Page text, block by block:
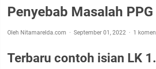
Penyebab Masalah
Oleh Nitamarelda.com September 01, 2022 1
Terbaru contoh isian LK